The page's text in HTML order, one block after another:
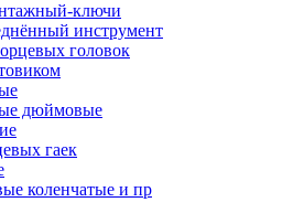
ключи
инструмент
головок
дюймовые
гаек
коленчатые и пр